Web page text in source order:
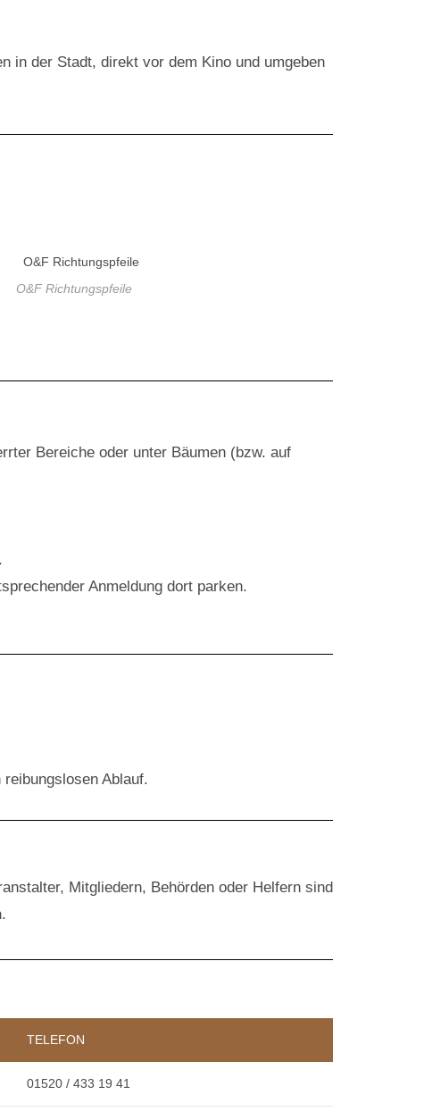
in der Stadt, direkt vor dem Kino und umgeben
O&F Richtungspfeile
Bereiche oder unter Bäumen (bzw. auf
Anmeldung dort parken.
Ablauf.
Mitgliedern, Behörden oder Helfern sind
.
TELEFON
01520 / 433 19 41